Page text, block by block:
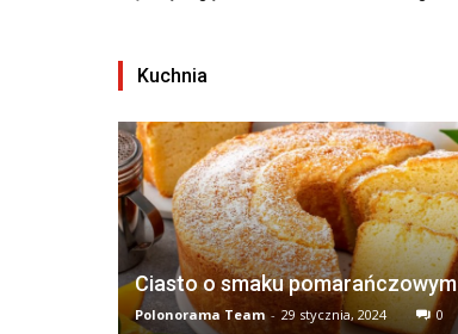
Kuchnia
Ciasto o smaku pomarańczowym
Polonorama Team - 29 stycznia, 2024 0